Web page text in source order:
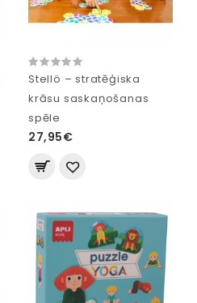
Stellö – stratēģiska
krāsu saskaņošanas
spēle
27,95€